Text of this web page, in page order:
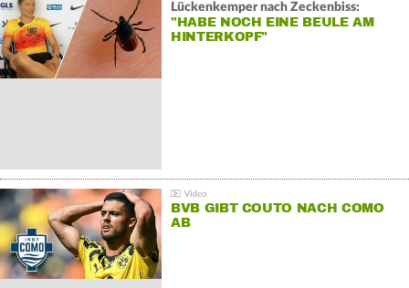
Lückenkemper nach Zeckenbiss:
"HABE NOCH EINE BEULE AM
HINTERKOPF"
BVB GIBT COUTO NACH COMO
AB